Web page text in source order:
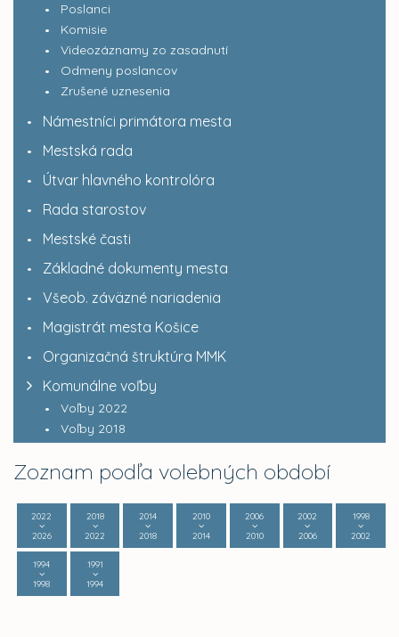
Poslanci
Komisie
Videozáznamy zo zasadnutí
Odmeny poslancov
Zrušené uznesenia
Námestníci primátora mesta
Mestská rada
Útvar hlavného kontrolóra
Rada starostov
Mestské časti
Základné dokumenty mesta
Všeob. záväzné nariadenia
Magistrát mesta Košice
Organizačná štruktúra MMK
Komunálne voľby
Voľby 2022
Voľby 2018
Zoznam podľa volebných období
2022
2026
2018
2022
2014
2018
2010
2014
2006
2010
2002
2006
1998
2002
1994
1998
1991
1994